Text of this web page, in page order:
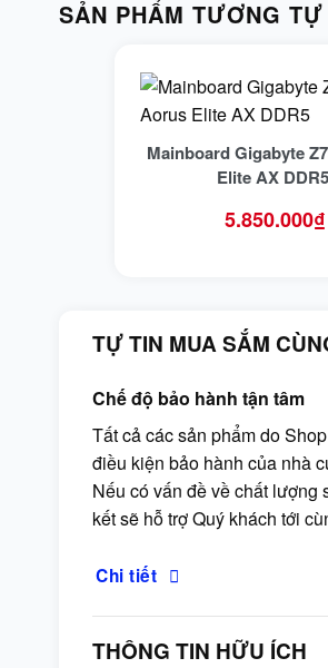
SẢN PHẨM TƯƠNG TỰ
Mainboard Gigabyte
Elite AX DDR5
5.850.000₫
TỰ TIN MUA SẮM
Chế độ bảo hành tận tâm
Tất cả các sản phẩm do
điều kiện bảo hành của nhà
Nếu có vấn đề về chất lượng
kết sẽ hỗ trợ Quý khách tới
Chi tiết
THÔNG TIN HỮU ÍCH